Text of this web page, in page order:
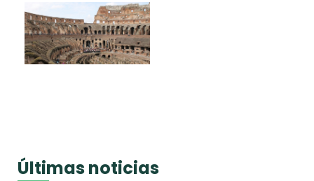
Últimas noticias